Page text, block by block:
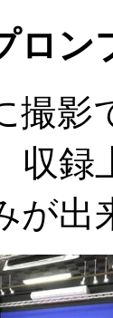
ロン
撮影
収録
が出